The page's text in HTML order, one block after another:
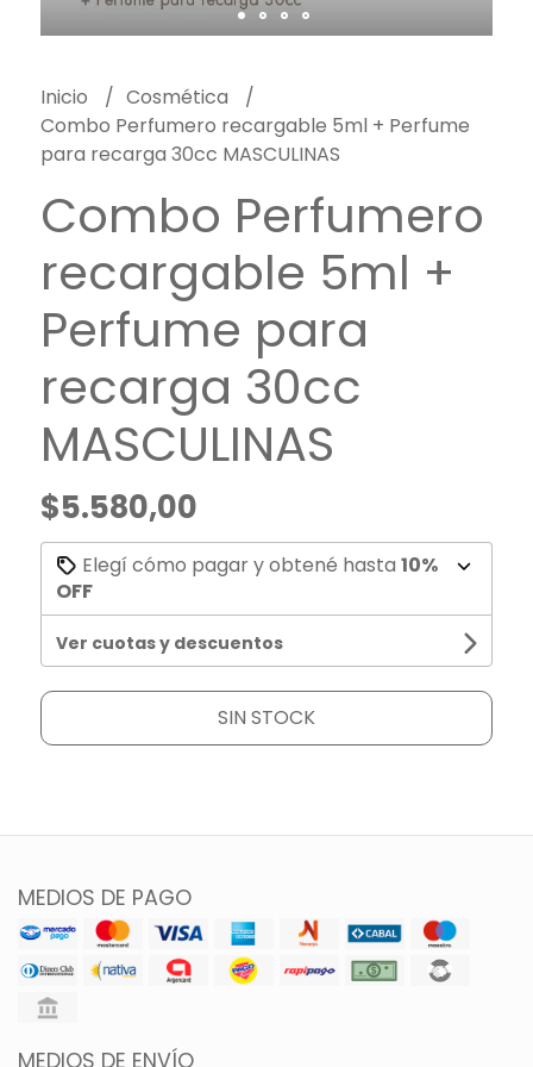
Inicio
Cosmética
Combo Perfumero recargable 5ml + Perfume
para recarga 30cc MASCULINAS
Combo Perfumero
recargable 5ml +
Perfume para
recarga 30cc
MASCULINAS
$5.580,00
Elegí cómo pagar y obtené hasta 10%
OFF
Ver cuotas y descuentos
SIN STOCK
MEDIOS DE PAGO
MEDIOS DE ENVÍO